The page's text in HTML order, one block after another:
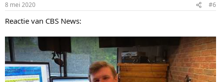
8 mei 2020 #6
Reactie van CBS News: